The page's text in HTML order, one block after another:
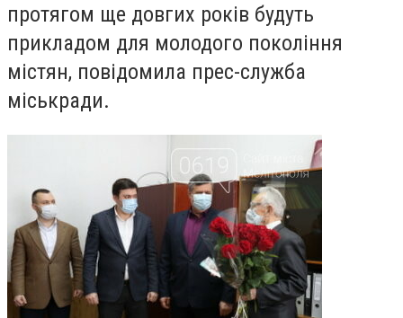
протягом ще довгих років будуть
прикладом для молодого покоління
містян, повідомила прес-служба
міськради.